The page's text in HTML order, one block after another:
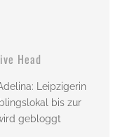
Head
Leipzigerin
bis zur
gebloggt